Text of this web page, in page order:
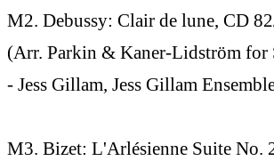
M2. Debussy: Clair de lune, CD
(Arr. Parkin & Kaner-Lidström for
- Jess Gillam, Jess Gillam
M3. Bizet: L'Arlésienne Suite No.